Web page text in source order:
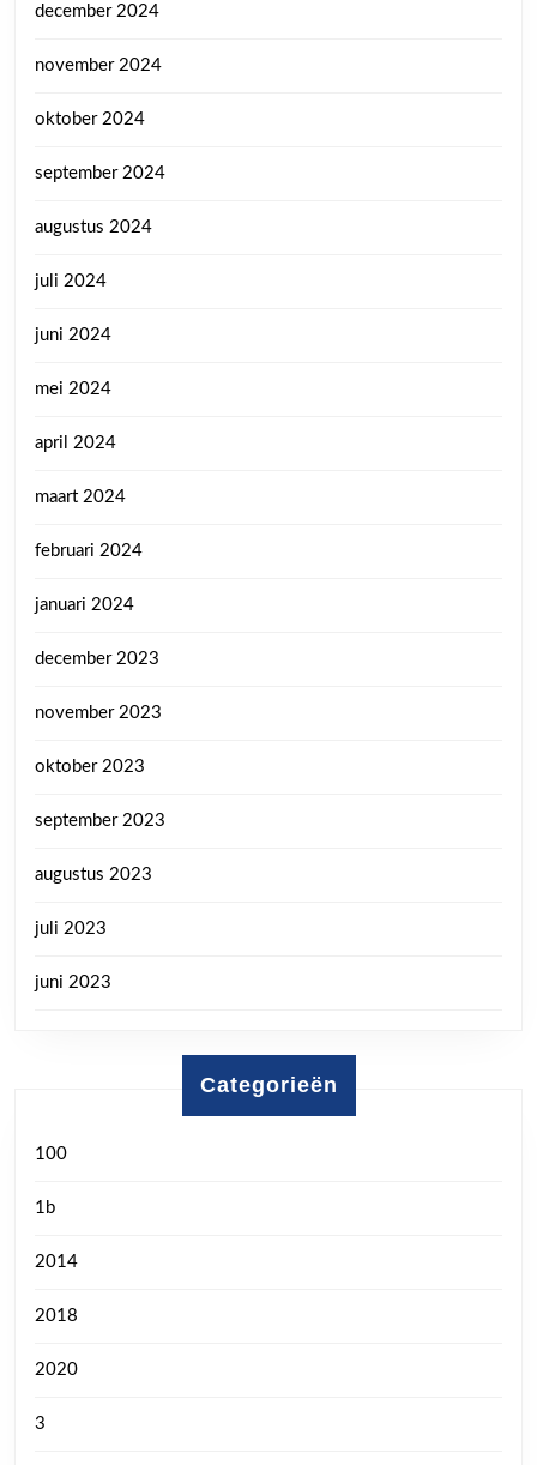
december 2024
november 2024
oktober 2024
september 2024
augustus 2024
juli 2024
juni 2024
mei 2024
april 2024
maart 2024
februari 2024
januari 2024
december 2023
november 2023
oktober 2023
september 2023
augustus 2023
juli 2023
juni 2023
Categorieën
100
1b
2014
2018
2020
3